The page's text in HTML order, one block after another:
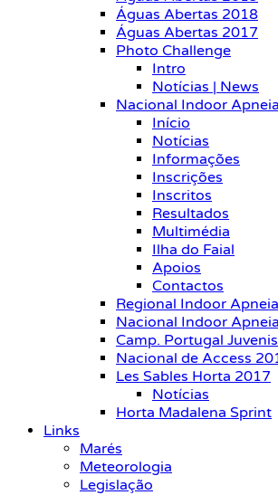
Águas Abertas 2018
Águas Abertas 2017
Photo Challenge
Intro
Notícias | News
Nacional Indoor
Início
Notícias
Informações
Inscrições
Inscritos
Resultados
Multimédia
Ilha do Faial
Apoios
Contactos
Regional Indoor
Nacional Indoor
Camp. Portugal
Nacional de Access
Les Sables Horta 2017
Notícias
Horta Madalena Sprint
Links
Marés
Meteorologia
Legislação